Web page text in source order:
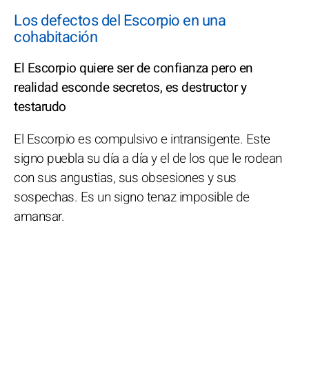
Los defectos del Escorpio en una
cohabitación
El Escorpio quiere ser de confianza pero en
realidad esconde secretos, es destructor y
testarudo
El Escorpio es compulsivo e intransigente. Este
signo puebla su día a día y el de los que le rodean
con sus angustias, sus obsesiones y sus
sospechas. Es un signo tenaz imposible de
amansar.